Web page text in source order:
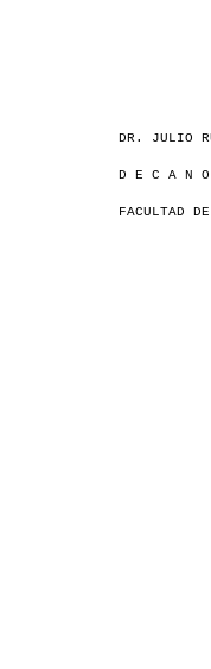
DR. JULIO
D E C A N O
FACULTAD